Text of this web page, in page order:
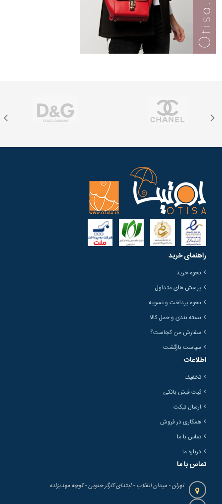
راهنمای خرید
نحوه خرید
پرسش های متداول
نحوه پرداخت و تسویه
بسته بندی و حمل کالا
سفارش من کجاست؟
سیاست بازگشت
اطلاعات
تخفیف
ثبت فیش بانکی
ارسال تیکت
همکاری در فروش
تماس با ما
درباره ما
تماس با ما
تهران - میدان انقلاب - ابتدای کارگر جنوبی - کوچه مهدیزاده